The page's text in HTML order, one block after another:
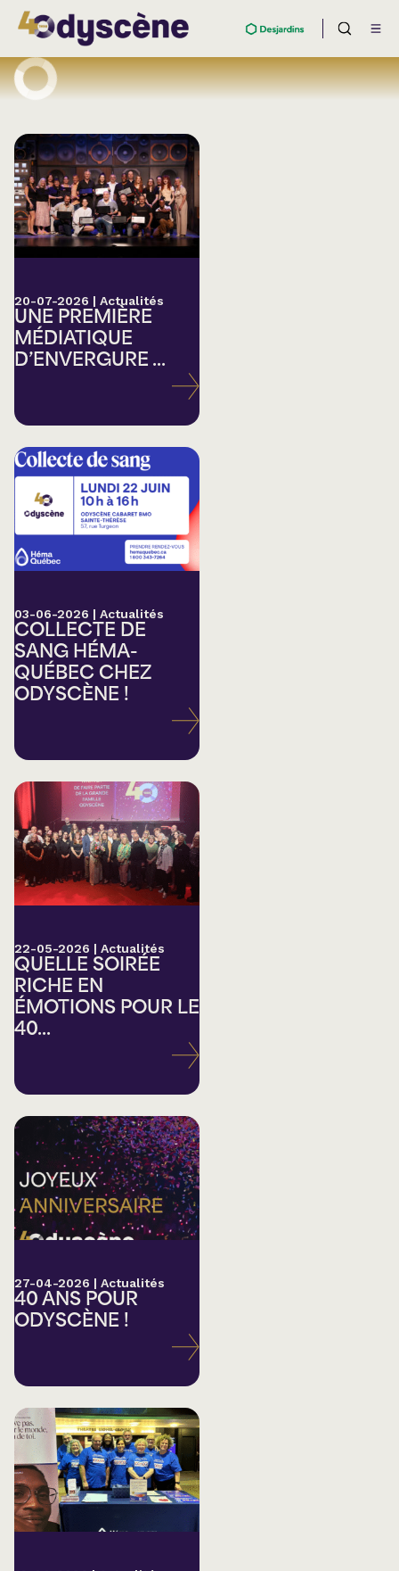
20-07-2026 | Actualités
UNE PREMIÈRE
MÉDIATIQUE
D’ENVERGURE ...
03-06-2026 | Actualités
COLLECTE DE
SANG HÉMA-
QUÉBEC CHEZ
ODYSCÈNE !
22-05-2026 | Actualités
QUELLE SOIRÉE
RICHE EN
ÉMOTIONS POUR LE
40...
27-04-2026 | Actualités
40 ANS POUR
ODYSCÈNE !